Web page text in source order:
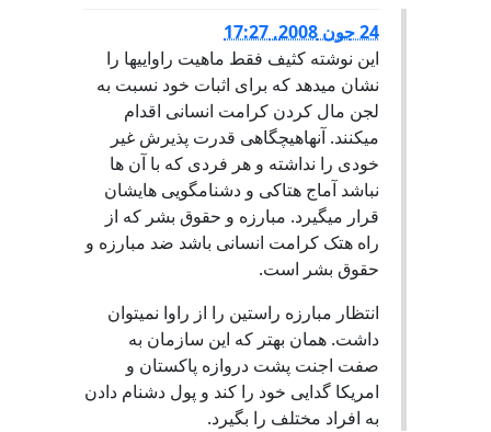
24 جون 2008, 17:27
اين نوشته کثیف فقط ماهیت راواییها را
نشان میدهد که برای اثبات خود نسبت به
لجن مال کردن کرامت انسانی اقدام
میکنند. آنهاهیچگاهی قدرت پذیرش غير
خودی را نداشته و هر فردی که با آن ها
نباشد آماج هتاکی و دشنامگویی هایشان
قرار میگیرد. مبارزه و حقوق بشر که از
راه هتک کرامت انسانی باشد ضد مبارزه و
حقوق بشر است.
انتظار مبارزه راستین را از راوا نمیتوان
داشت. همان بهتر که این سازمان به
صفت اجنت پشت دروازه پاکستان و
امریکا گدایی خود را کند و پول دشنام دادن
به افراد مختلف را بگیرد.